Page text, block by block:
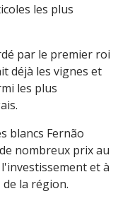
les plus
par le premier roi
déjà les vignes et
les plus
blancs Fernão
nombreux prix au
et à
la région.